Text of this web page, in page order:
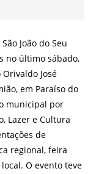
João do Seu
no último sábado,
José
em Paraíso do
municipal por
Lazer e Cultura
de
regional, feira
O evento teve